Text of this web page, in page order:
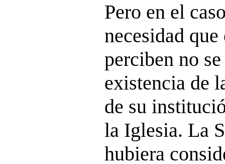
Pero en el
necesidad
perciben no
existencia de
de su
la Iglesia. La
hubiera